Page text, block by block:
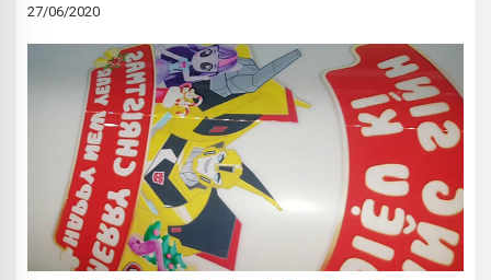
27/06/2020